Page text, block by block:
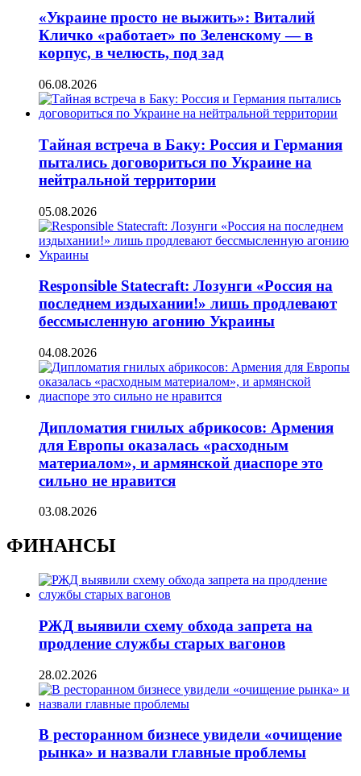
«Украине просто не выжить»: Виталий
Кличко «работает» по Зеленскому — в
корпус, в челюсть, под зад
06.08.2026
Тайная встреча в Баку: Россия и Германия
пытались договориться по Украине на
нейтральной территории
05.08.2026
Responsible Statecraft: Лозунги «Россия на
последнем издыхании!» лишь продлевают
бессмысленную агонию Украины
04.08.2026
Дипломатия гнилых абрикосов: Армения
для Европы оказалась «расходным
материалом», и армянской диаспоре это
сильно не нравится
03.08.2026
ФИНАНСЫ
РЖД выявили схему обхода запрета на
продление службы старых вагонов
28.02.2026
В ресторанном бизнесе увидели «очищение
рынка» и назвали главные проблемы